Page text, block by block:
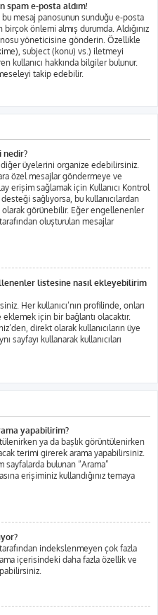
spam e-posta aldım!
bu mesaj panosunun sunduğu e-posta
önlemi almış durumda. Aldığınız
yöneticisine gönderin. Özellikle
(kime), subject (konu) vs.) iletmeyi
kullanıcı hakkında bilgiler bulunur.
takip edebilir.
nedir?
üyelerini organize edebilirsiniz.
özel mesajlar göndermeye ve
erişim sağlamak için Kullanıcı Kontrol
sağlıyorsa, bu kullanıcılardan
olarak görünebilir. Eğer engellenenler
oluşturulan mesajlar
listesine nasıl ekleyebilirim
Her kullanıcı’nın profilinde, onları
için bir bağlantı olacaktır.
direkt olarak kullanıcıların üye
sayfayı kullanarak kullanıcıları
yapabilirim?
ya da başlık görüntülenirken
terimi girerek arama yapabilirsiniz.
bulunan “Arama”
erişiminiz kullandığınız temaya
indekslenmeyen çok fazla
içerisindeki daha fazla özellik ve